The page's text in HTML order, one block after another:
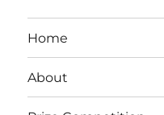
Home
About